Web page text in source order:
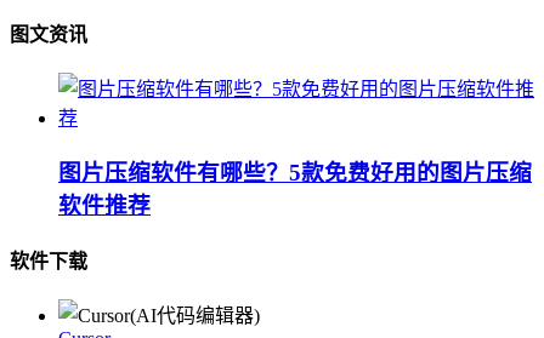
图文资讯
图片压缩软件有哪些？5款免费好用的图片压缩
软件推荐
软件下载